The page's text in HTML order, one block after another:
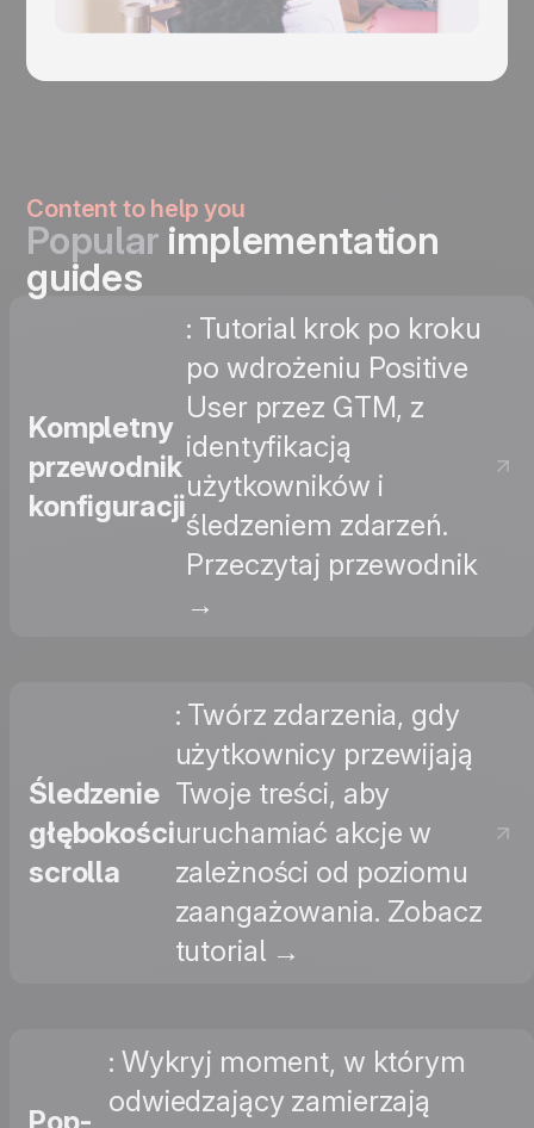
Content to help you
Popular implementation
guides
Kompletny
przewodnik
konfiguracji
: Tutorial krok po kroku
po wdrożeniu Positive
User przez GTM, z
identyfikacją
użytkowników i
śledzeniem zdarzeń.
Przeczytaj przewodnik
→
Śledzenie
głębokości
scrolla
: Twórz zdarzenia, gdy
użytkownicy przewijają
Twoje treści, aby
uruchamiać akcje w
zależności od poziomu
zaangażowania. Zobacz
tutorial →
: Wykryj moment, w którym
odwiedzający zamierzają